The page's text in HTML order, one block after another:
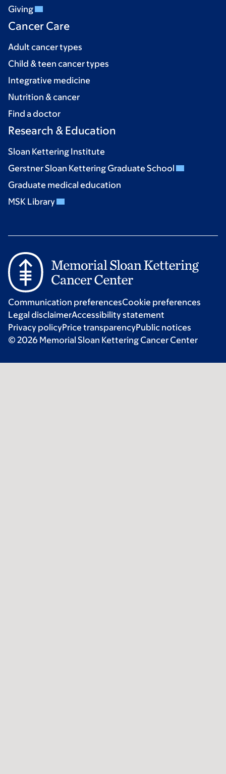
Giving
Cancer Care
Adult cancer types
Child & teen cancer types
Integrative medicine
Nutrition & cancer
Find a doctor
Research & Education
Sloan Kettering Institute
Gerstner Sloan Kettering Graduate School
Graduate medical education
MSK Library
Communication preferencesCookie preferences
Legal disclaimerAccessibility statement
Privacy policyPrice transparencyPublic notices
© 2026 Memorial Sloan Kettering Cancer Center